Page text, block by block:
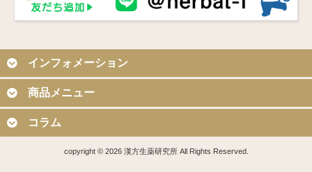
インフォメーション
商品メニュー
コラム
copyright © 2026 漢方生薬研究所 All Rights Reserved.